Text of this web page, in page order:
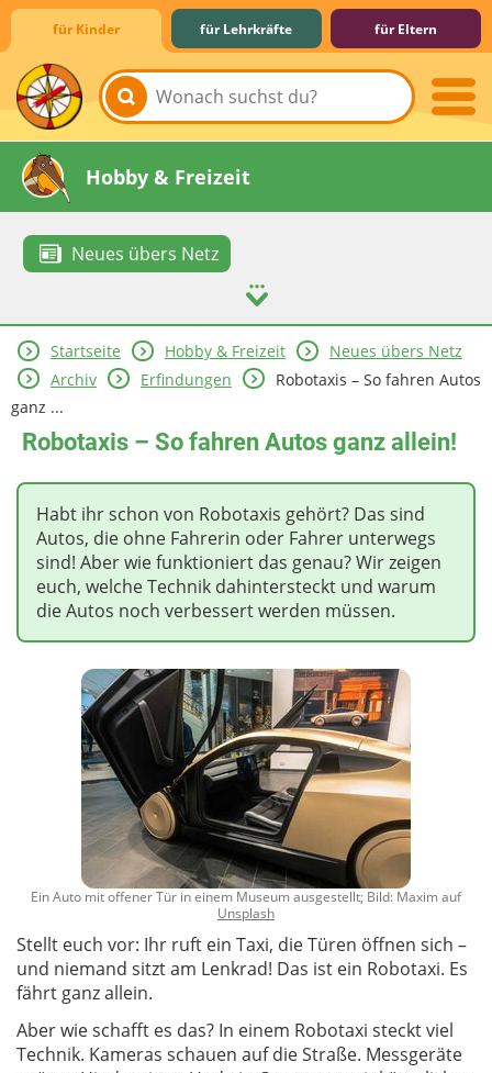
für Kinder für Lehrkräfte für Eltern
Lernen & Schule
Hobby & Freizeit
Neues übers Netz
Spiel & Spaß
Mitreden & Mitmachen
Startseite Hobby & Freizeit
Neues übers Netz
Archiv
Erfindungen
Robotaxis – So fahren Autos
ganz ...
Robotaxis – So fahren Autos ganz allein!
Habt ihr schon von Robotaxis gehört? Das sind
Autos, die ohne Fahrerin oder Fahrer unterwegs
sind! Aber wie funktioniert das genau? Wir zeigen
euch, welche Technik dahintersteckt und warum
die Autos noch verbessert werden müssen.
Ein Auto mit offener Tür in einem Museum ausgestellt; Bild: Maxim auf
Unsplash
Stellt euch vor: Ihr ruft ein Taxi, die Türen öffnen sich –
und niemand sitzt am Lenkrad! Das ist ein Robotaxi. Es
fährt ganz allein.
Aber wie schafft es das? In einem Robotaxi steckt viel
Technik. Kameras schauen auf die Straße. Messgeräte